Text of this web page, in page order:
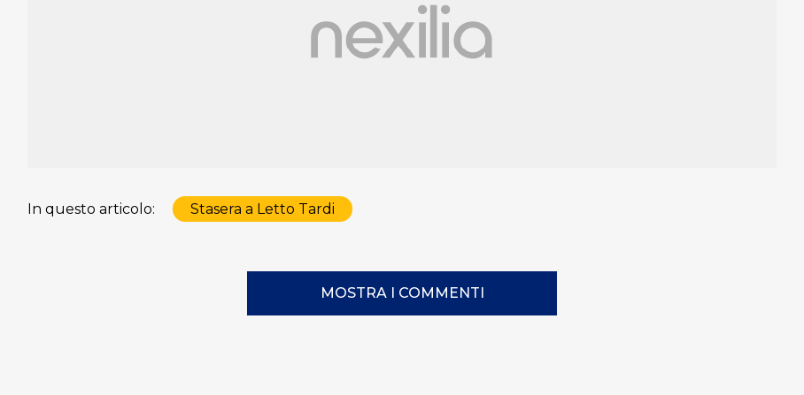
In questo articolo: Stasera a Letto Tardi
MOSTRA I COMMENTI